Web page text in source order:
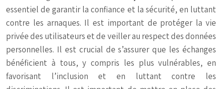
essentiel de garantir la confiance et la sécurité, en luttant
contre les arnaques. Il est important de protéger la vie
privée des utilisateurs et de veiller au respect des données
personnelles. Il est crucial de s’assurer que les échanges
bénéficient à tous, y compris les plus vulnérables, en
favorisant l’inclusion et en luttant contre les